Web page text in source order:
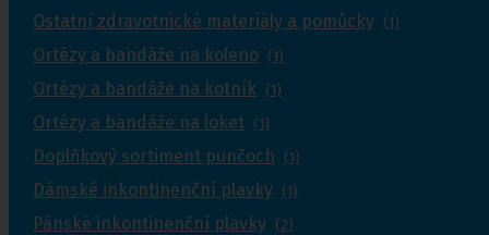
Ostatní zdravotnické materiály a pomůcky (1)
Ortézy a bandáže na koleno (1)
Ortézy a bandáže na kotník (1)
Ortézy a bandáže na loket (1)
Doplňkový sortiment punčoch (1)
Dámské inkontinenční plavky (1)
Pánské inkontinenční plavky (2)